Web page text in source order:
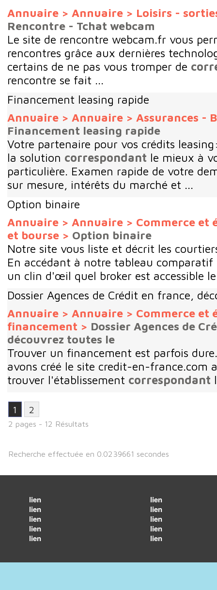
Annuaire > Annuaire > Loisirs -
Rencontre - Tchat webcam
Le site de rencontre webcam.fr vous
rencontres grâce aux dernières
certains de ne pas vous tromper de
rencontre se fait ...
Financement leasing rapide
Annuaire > Annuaire > Assurances -
Financement leasing rapide
Votre partenaire pour vos crédits
la solution correspondant le mieux à
particulière. Examen rapide de votre
sur mesure, intérêts du marché et ...
Option binaire
Annuaire > Annuaire > Commerce et
et bourse > Option binaire
Notre site vous liste et décrit les
En accédant à notre tableau
un clin d'œil quel broker est accessible
Dossier Agences de Crédit en france,
Annuaire > Annuaire > Commerce et
financement > Dossier Agences de
découvrez toutes le
Trouver un financement est parfois
avons créé le site credit-en-france.com
trouver l'établissement correspondant
1 2
2 pages - 12 Résultats
Recherche effectuée en 0.0239661 secondes
lien
lien
lien
lien
lien
lien
lien
lien
lien
lien